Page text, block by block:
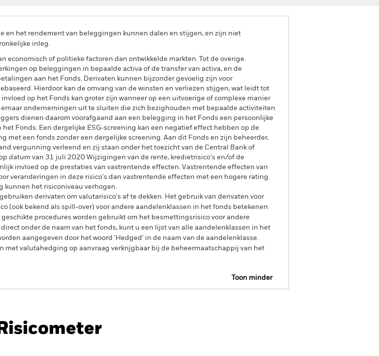
en het rendement van beleggingen kunnen dalen en stijgen, en zijn niet
inleg.
economisch of politieke factoren dan ontwikkelde markten. Tot de overige
op beleggingen in bepaalde activa of de transfer van activa, en de
aan het Fonds. Derivaten kunnen bijzonder gevoelig zijn voor
Hierdoor kan de omvang van de winsten en verliezen stijgen, wat leidt tot
op het Fonds kan groter zijn wanneer op een uitvoerige of complexe manier
ondernemingen uit te sluiten die zich bezighouden met bepaalde activiteiten
dienen daarom voorafgaand aan een belegging in het Fonds een persoonlijke
Fonds. Een dergelijke ESG-screening kan een negatief effect hebben op de
met een fonds zonder een dergelijke screening. Aan dit Fonds en zijn beheerder,
vergunning verleend en zij staan onder het toezicht van de Central Bank of
datum van 31 juli 2020 Wijzigingen van de rente, kredietrisico's en/of de
invloed op de prestaties van vastrentende effecten. Vastrentende effecten van
veranderingen in deze risico's dan vastrentende effecten met een hogere rating.
kunnen het risiconiveau verhogen.
derivaten om valutarisico's af te dekken. Het gebruik van derivaten voor
(ook bekend als spill-over) voor andere aandelenklassen in het fonds betekenen.
procedures worden gebruikt om het besmettingsrisico voor andere
onder de naam van het fonds, kunt u een lijst van alle aandelenklassen in het
aangegeven door het woord 'Hedged' in de naam van de aandelenklasse.
met valutahedging op aanvraag verkrijgbaar bij de beheermaatschappij van het
Toon minder
Risicometer